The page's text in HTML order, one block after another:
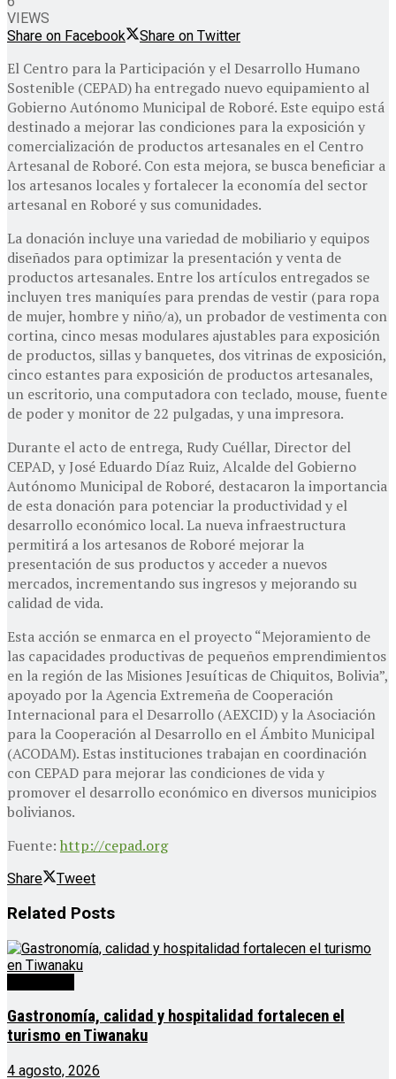
VIEWS
Share on Facebook
Share on Twitter
El Centro para la Participación y el Desarrollo Humano
Sostenible (CEPAD) ha entregado nuevo equipamiento al
Gobierno Autónomo Municipal de Roboré. Este equipo está
destinado a mejorar las condiciones para la exposición y
comercialización de productos artesanales en el Centro
Artesanal de Roboré. Con esta mejora, se busca beneficiar a
los artesanos locales y fortalecer la economía del sector
artesanal en Roboré y sus comunidades.
La donación incluye una variedad de mobiliario y equipos
diseñados para optimizar la presentación y venta de
productos artesanales. Entre los artículos entregados se
incluyen tres maniquíes para prendas de vestir (para ropa
de mujer, hombre y niño/a), un probador de vestimenta con
cortina, cinco mesas modulares ajustables para exposición
de productos, sillas y banquetes, dos vitrinas de exposición,
cinco estantes para exposición de productos artesanales,
un escritorio, una computadora con teclado, mouse, fuente
de poder y monitor de 22 pulgadas, y una impresora.
Durante el acto de entrega, Rudy Cuéllar, Director del
CEPAD, y José Eduardo Díaz Ruiz, Alcalde del Gobierno
Autónomo Municipal de Roboré, destacaron la importancia
de esta donación para potenciar la productividad y el
desarrollo económico local. La nueva infraestructura
permitirá a los artesanos de Roboré mejorar la
presentación de sus productos y acceder a nuevos
mercados, incrementando sus ingresos y mejorando su
calidad de vida.
Esta acción se enmarca en el proyecto “Mejoramiento de
las capacidades productivas de pequeños emprendimientos
en la región de las Misiones Jesuíticas de Chiquitos, Bolivia”,
apoyado por la Agencia Extremeña de Cooperación
Internacional para el Desarrollo (AEXCID) y la Asociación
para la Cooperación al Desarrollo en el Ámbito Municipal
(ACODAM). Estas instituciones trabajan en coordinación
con CEPAD para mejorar las condiciones de vida y
promover el desarrollo económico en diversos municipios
bolivianos.
Fuente: http://cepad.org
Share Tweet
Related Posts
Gastronomía, calidad y hospitalidad fortalecen el
turismo en Tiwanaku
4 agosto, 2026